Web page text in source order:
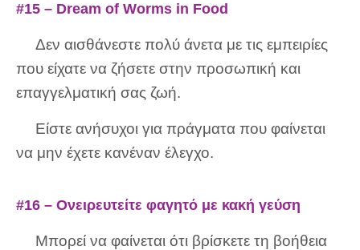
#15 – Dream of Worms in Food
Δεν αισθάνεστε πολύ άνετα με τις εμπειρίες
που είχατε να ζήσετε στην προσωπική και
επαγγελματική σας ζωή.
Είστε ανήσυχοι για πράγματα που φαίνεται
να μην έχετε κανέναν έλεγχο.
#16 – Ονειρευτείτε φαγητό με κακή γεύση
Μπορεί να φαίνεται ότι βρίσκετε τη βοήθεια